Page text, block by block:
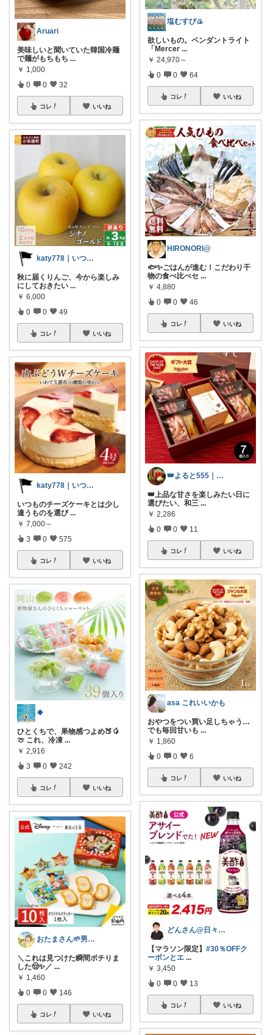
Aruari
美味しいと聞いていた韓国冷麺
で麺がもちもち ...
￥ 1,000
0 0 32
コレ いいね
katy778｜いつも有難うございます✨
秋に届くりんご、今から楽しみ
にしておきたい ...
￥ 6,000
0 0 49
コレ いいね
katy778｜いつも有難うございます✨
いつものチーズケーキとは少し
違うものを選び ...
￥ 7,000～
3 0 575
コレ いいね
🍀
ひとくちで、果物感つよめ🍑🥭
🍈 これ、冷凍 ...
￥ 2,916
3 0 242
コレ いいね
おたまさん🌱男の子ママ
＼これは見つけた瞬間ポチりま
した🤠✨／ ...
￥ 1,460
0 0 146
コレ いいね
塩むすび🍙
欲しいもの。ペンダントライト
「Mercer ...
￥ 24,970～
0 0 64
コレ いいね
HIRONORI@
🐟✨ごはんが進む！こだわり干
物の食べ比べセ ...
￥ 4,880
0 0 46
コレ いいね
👑よると555｜お取り寄せグルメ
👑上品な甘さを楽しみたい日に
選びたい、和三 ...
￥ 2,286
0 0 11
コレ いいね
asa これいいかも
おやつをつい買い足しちゃう…
でも毎回甘いも ...
￥ 1,860
0 0 6
コレ いいね
どんさん@日々の生活に彩りを
【マラソン限定】 #30％OFFク
ーポンとエ ...
￥ 3,450
0 0 13
コレ いいね